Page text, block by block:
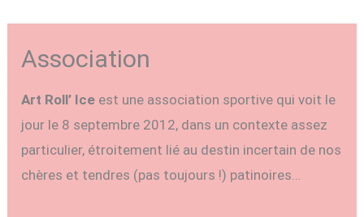
Association
Art Roll’ Ice est une association sportive qui voit le
jour le 8 septembre 2012, dans un contexte assez
particulier, étroitement lié au destin incertain de nos
chères et tendres (pas toujours !) patinoires…